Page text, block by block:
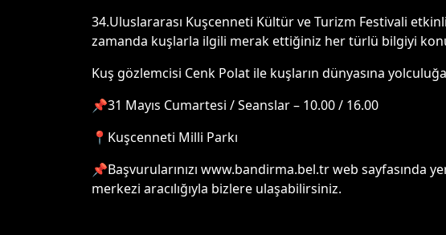
34.Uluslararası Kuşcenneti Kültür ve Turizm Festivali
zamanda kuşlarla ilgili merak ettiğiniz her türlü bilgiyi
Kuş gözlemcisi Cenk Polat ile kuşların dünyasına yolculuğa
📌31 Mayıs Cumartesi / Seanslar – 10.00 / 16.00
📍Kuşcenneti Milli Parkı
📌Başvurularınızı www.bandirma.bel.tr web sayfasında
merkezi aracılığıyla bizlere ulaşabilirsiniz.